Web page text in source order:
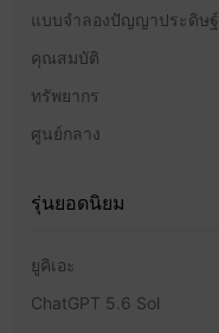
แบบจำลองปัญญาประดิษฐ์
คุณสมบัติ
ทรัพยากร
ศูนย์กลาง
รุ่นยอดนิยม
ยูคิเอะ
ChatGPT 5.6 Sol